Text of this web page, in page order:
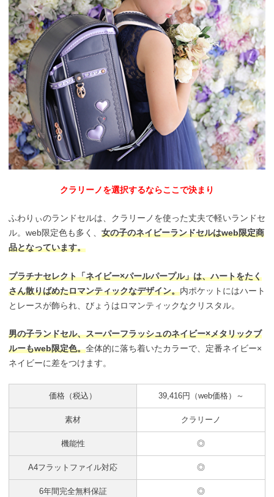
クラリーノを選択するならここで決まり
ふわりぃのランドセルは、クラリーノを使った丈夫で軽いランドセ
ル。web限定色も多く、 女の子のネイビーランドセルはweb限定商
品となっています。
プラチナセレクト「ネイビー×パールパープル」は、ハートをたく
さん散りばめたロマンティックなデザイン。内ポケットにはハート
とレースが飾られ、びょうはロマンティックなクリスタル。
男の子ランドセル、スーパーフラッシュのネイビー×メタリックブ
ルーもweb限定色。全体的に落ち着いたカラーで、定番ネイビー×
ネイビーに差をつけます。
価格（税込） 39,416円（web価格）～
素材 クラリーノ
機能性 ◎
A4フラットファイル対応 ◎
6年間完全無料保証 ◎